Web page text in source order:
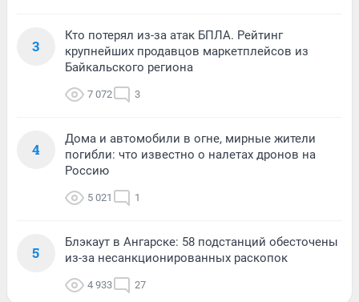
3
Кто потерял из-за атак БПЛА. Рейтинг
крупнейших продавцов маркетплейсов из
Байкальского региона
7 072 3
4
Дома и автомобили в огне, мирные жители
погибли: что известно о налетах дронов на
Россию
5 021 1
5
Блэкаут в Ангарске: 58 подстанций обесточены
из-за несанкционированных раскопок
4 933 27